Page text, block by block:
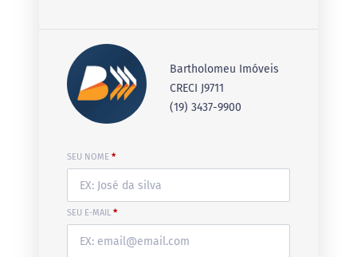
Bartholomeu Imóveis
CRECI J9711
(19) 3437-9900
SEU NOME *
SEU E-MAIL *